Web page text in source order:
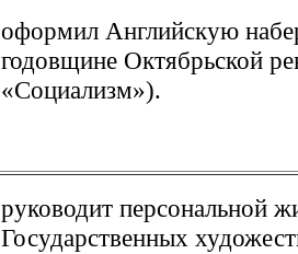
оформил Английскую
годовщине Октябрьской
«Социализм»).
руководит персональной
Государственных